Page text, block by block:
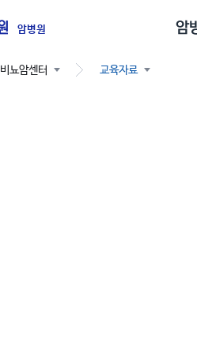
암병원
비뇨암센터 교육자료